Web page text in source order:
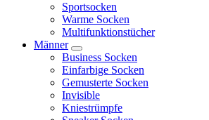
Sportsocken
Warme Socken
Multifunktionstücher
Männer
Business Socken
Einfarbige Socken
Gemusterte Socken
Invisible
Kniestrümpfe